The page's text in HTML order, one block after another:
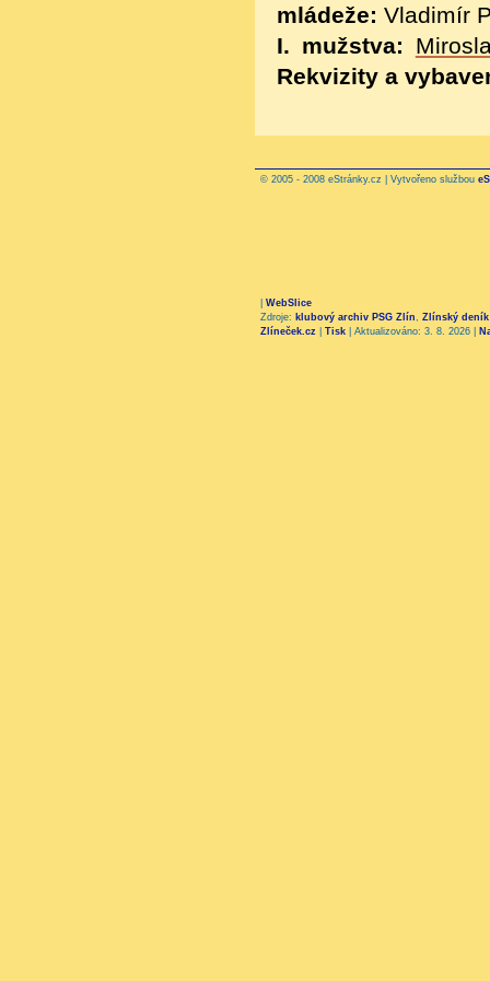
mládeže: Vladimír
I. mužstva:
Rekvizity a
© 2005 - 2008 eStránky.cz | Vytvořeno službou
WebSlice
Zdroje: klubový archiv PSG Zlín, Zlínský deník
Zlíneček.cz
Tisk Aktualizováno: 3. 8. 2026